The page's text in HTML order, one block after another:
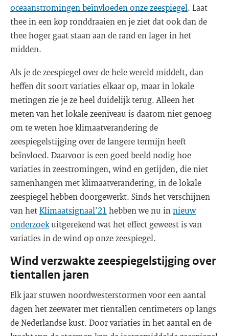
oceaanstromingen beïnvloeden onze zeespiegel. Laat
thee in een kop ronddraaien en je ziet dat ook dan de
thee hoger gaat staan aan de rand en lager in het
midden.
Als je de zeespiegel over de hele wereld middelt, dan
heffen dit soort variaties elkaar op, maar in lokale
metingen zie je ze heel duidelijk terug. Alleen het
meten van het lokale zeeniveau is daarom niet genoeg
om te weten hoe klimaatverandering de
zeespiegelstijging over de langere termijn heeft
beïnvloed. Daarvoor is een goed beeld nodig hoe
variaties in zeestromingen, wind en getijden, die niet
samenhangen met klimaatverandering, in de lokale
zeespiegel hebben doorgewerkt. Sinds het verschijnen
van hetKlimaatsignaal’21 hebben we nu in nieuw
onderzoekuitgerekend wat het effect geweest is van
variaties in de wind op onze zeespiegel.
Wind verzwakte zeespiegelstijging over
tientallen jaren
Elk jaar stuwen noordwesterstormen voor een aantal
dagen het zeewater met tientallen centimeters op langs
de Nederlandse kust. Door variaties in het aantal en de